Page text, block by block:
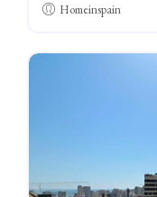
Homeinspain